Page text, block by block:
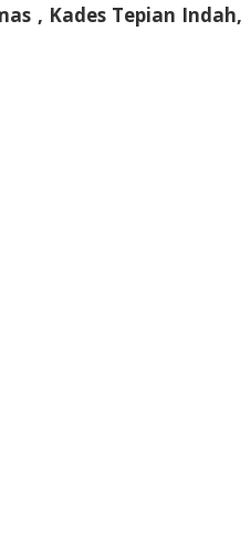
, Kades Tepian Indah,